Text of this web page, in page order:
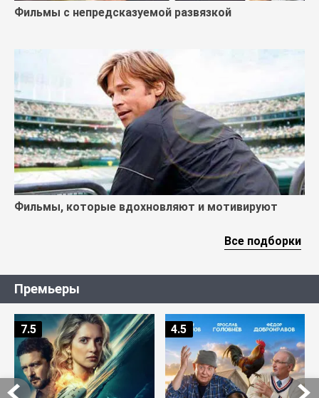
Фильмы с непредсказуемой развязкой
Фильмы, которые вдохновляют и мотивируют
Все подборки
Премьеры
7.5 4.5